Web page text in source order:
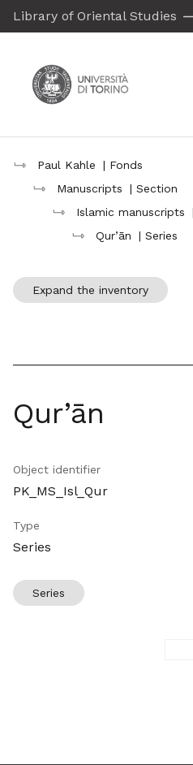
Library of Oriental Studies
Paul Kahle
| Fonds
Manuscripts
| Section
Islamic manuscripts
Qur’ān
| Series
Expand the inventory
Qur’ān
Object identifier
PK_MS_Isl_Qur
Type
Series
Series